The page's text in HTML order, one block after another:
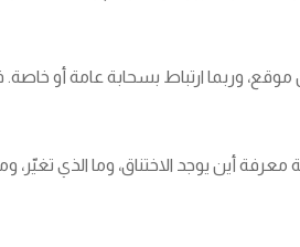
وربما ارتباط بسحابة عامة أو
أين يوجد الاختناق، وما الذي تغيّر،